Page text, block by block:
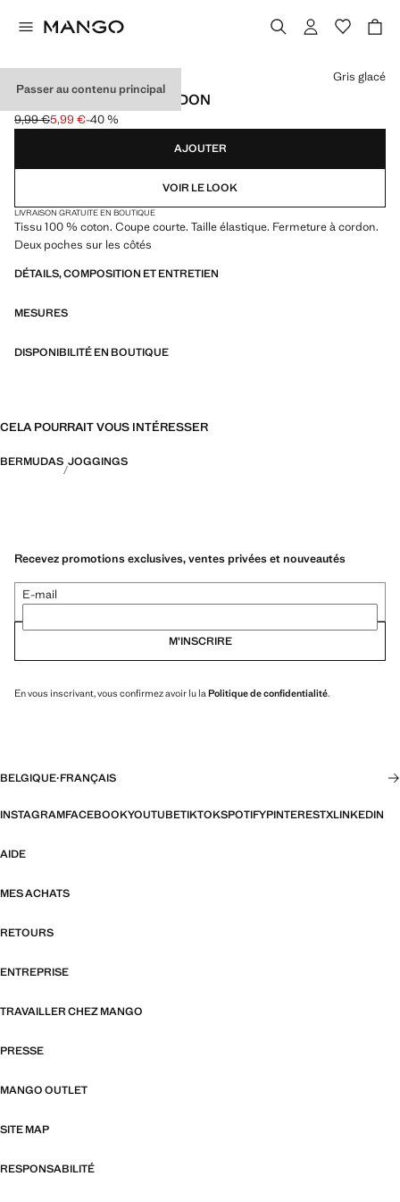
Passer au contenu principal
BERMUDA COTON CORDON
Prix initial barré [9,99 € ]
9,99 €
Prix actuel [5,99 € ]
5,99 €-40 %
Choisissez une couleur
Gris glacé
AJOUTER
VOIR LE LOOK
LIVRAISON GRATUITE EN BOUTIQUE
Tissu 100 % coton. Coupe courte. Taille élastique. Fermeture à cordon.
Deux poches sur les côtés
DÉTAILS, COMPOSITION ET ENTRETIEN
MESURES
DISPONIBILITÉ EN BOUTIQUE
CELA POURRAIT VOUS INTÉRESSER
BERMUDAS JOGGINGS
Recevez promotions exclusives, ventes privées et nouveautés
E-mail
M’INSCRIRE
En vous inscrivant, vous confirmez avoir lu la Politique de confidentialité.
BELGIQUE·FRANÇAIS
INSTAGRAMFACEBOOKYOUTUBETIKTOKSPOTIFYPINTERESTXLINKEDIN
AIDE
MES ACHATS
RETOURS
ENTREPRISE
TRAVAILLER CHEZ MANGO
PRESSE
MANGO OUTLET
SITE MAP
RESPONSABILITÉ